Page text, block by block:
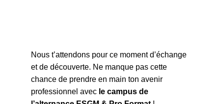
Nous t’attendons pour ce moment d’échange
et de découverte. Ne manque pas cette
chance de prendre en main ton avenir
professionnel avec le campus de